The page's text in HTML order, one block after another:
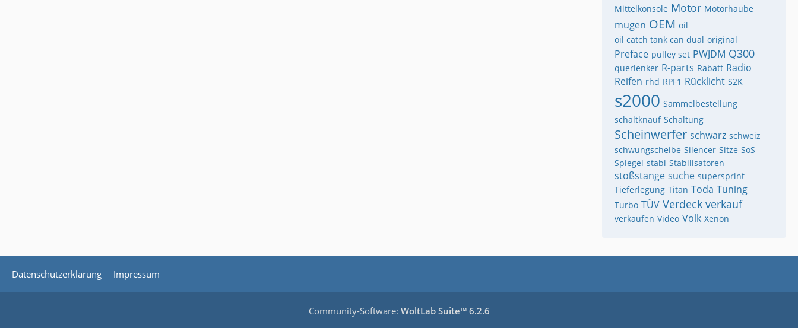
Mittelkonsole Motor Motorhaube
mugen OEM oil
oil catch tank can dual original
Preface pulley set PWJDM Q300
querlenker R-parts Rabatt Radio
Reifen rhd RPF1 Rücklicht S2K
s2000 Sammelbestellung
schaltknauf Schaltung
Scheinwerfer schwarz schweiz
schwungscheibe Silencer Sitze SoS
Spiegel stabi Stabilisatoren
stoßstange suche supersprint
Tieferlegung Titan Toda Tuning
Turbo TÜV Verdeck verkauf
verkaufen Video Volk Xenon
Datenschutzerklärung Impressum
Community-Software: WoltLab Suite™ 6.2.6